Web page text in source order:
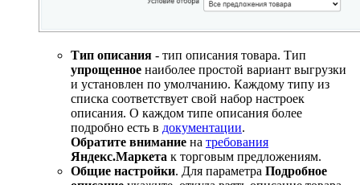
Тип описания - тип описания товара. Тип
упрощенное наиболее простой вариант выгрузки
и установлен по умолчанию. Каждому типу из
списка соответствует свой набор настроек
описания. О каждом типе описания более
подробно есть в документации.
Обратите внимание на требования
Яндекс.Маркета к торговым предложениям.
Общие настройки. Для параметра Подробное